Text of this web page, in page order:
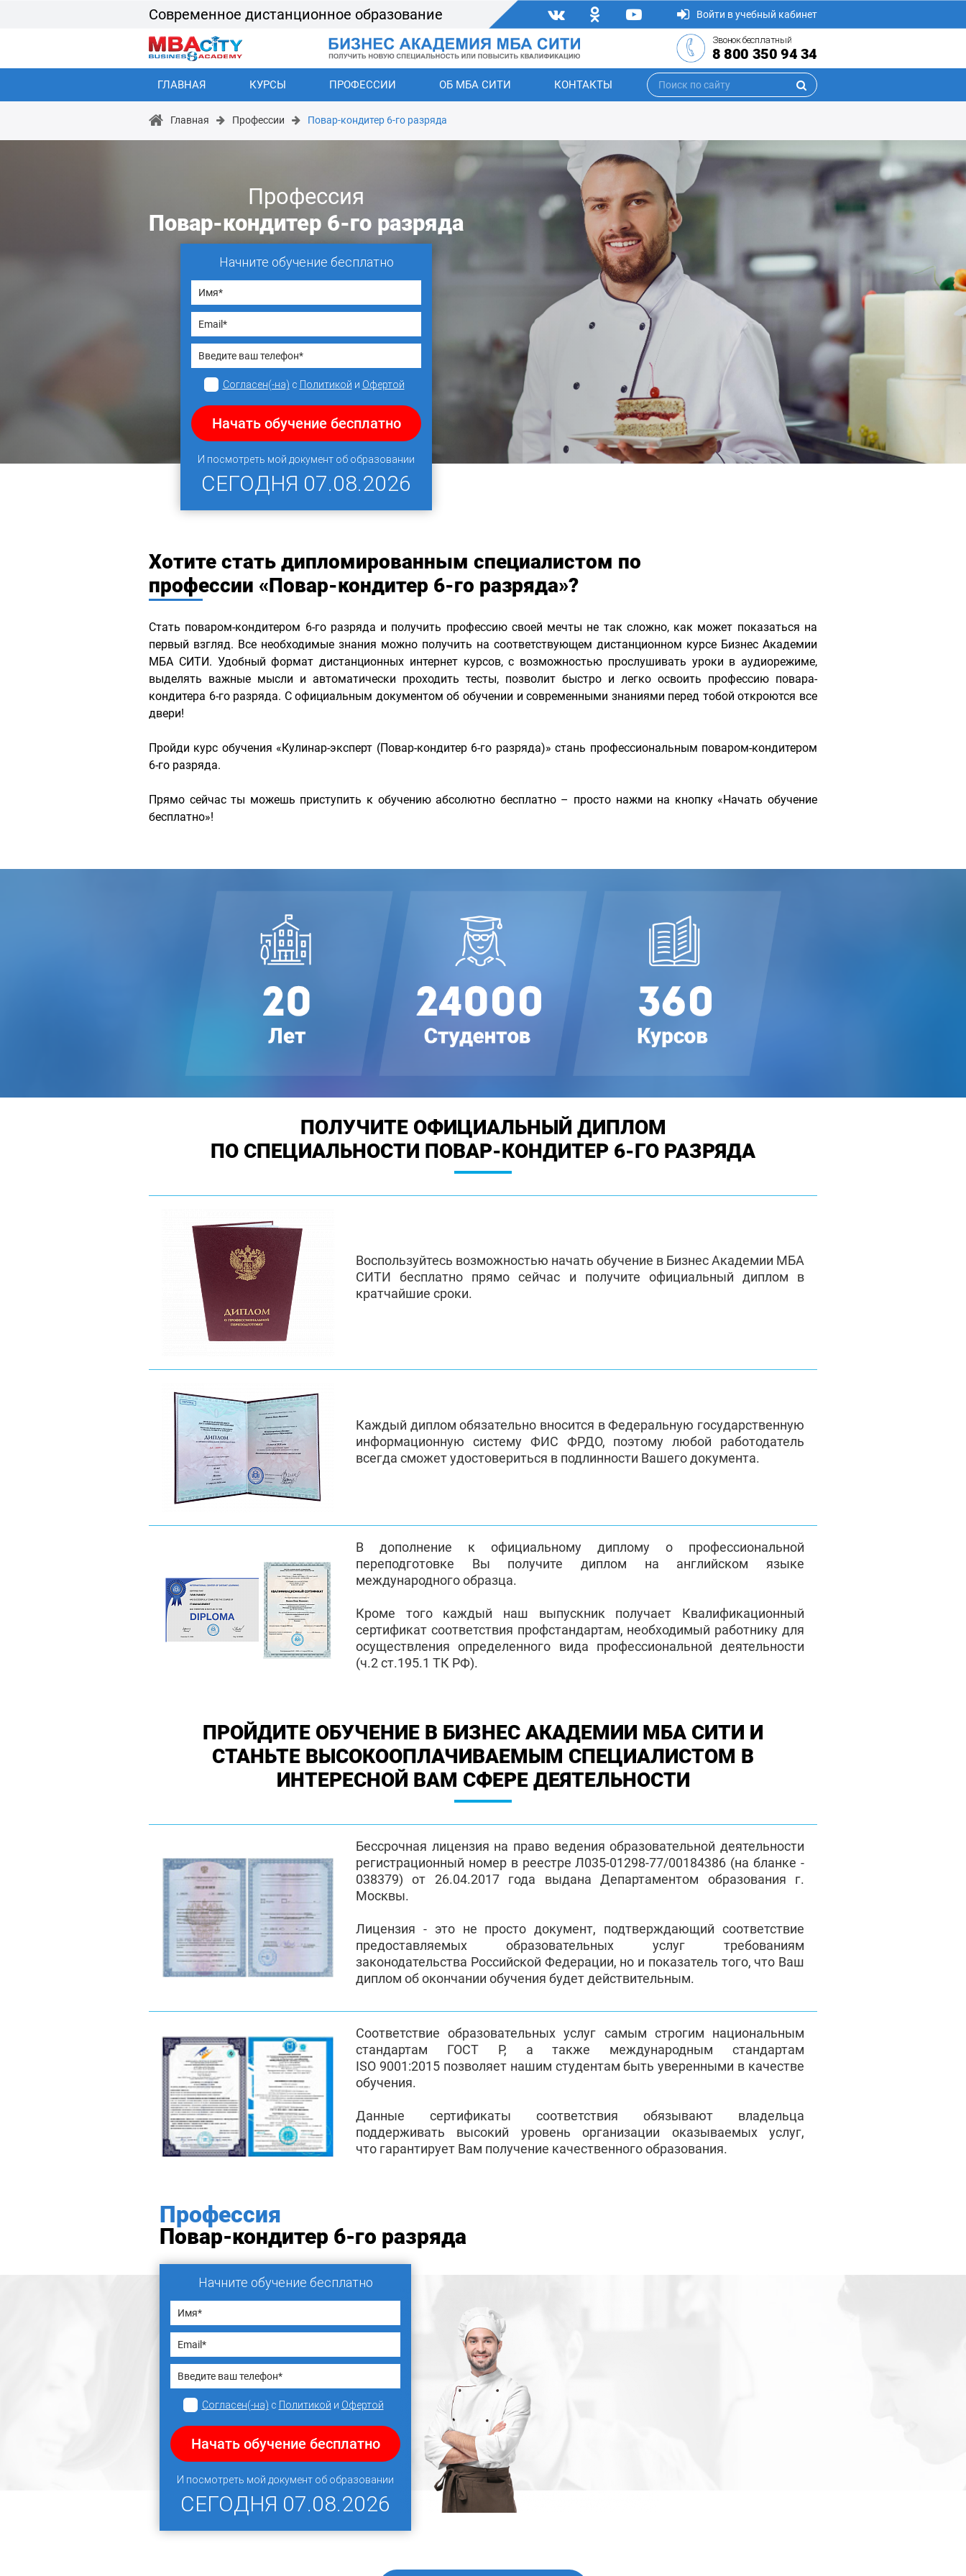
Современное дистанционное образование Войти в учебный кабинет
Звонок бесплатный
8 800 350 94 34
ГЛАВНАЯ КУРСЫ ПРОФЕССИИ ОБ МБА СИТИ КОНТАКТЫ
Главная Профессии Повар-кондитер 6-го разряда
Профессия
Повар-кондитер 6-го разряда
Начните обучение бесплатно
Согласен(-на) с Политикой и Офертой
Начать обучение бесплатно
И посмотреть мой документ об образовании
СЕГОДНЯ 07.08.2026
Хотите стать дипломированным специалистом по
профессии «Повар-кондитер 6-го разряда»?
Стать поваром-кондитером 6-го разряда и получить профессию своей мечты не так сложно, как может показаться на
первый взгляд. Все необходимые знания можно получить на соответствующем дистанционном курсе Бизнес Академии
МБА СИТИ. Удобный формат дистанционных интернет курсов, с возможностью прослушивать уроки в аудиорежиме,
выделять важные мысли и автоматически проходить тесты, позволит быстро и легко освоить профессию повара-
кондитера 6-го разряда. С официальным документом об обучении и современными знаниями перед тобой откроются все
двери!
Пройди курс обучения «Кулинар-эксперт (Повар-кондитер 6-го разряда)» стань профессиональным поваром-кондитером
6-го разряда.
Прямо сейчас ты можешь приступить к обучению абсолютно бесплатно – просто нажми на кнопку «Начать обучение
бесплатно»!
ПОЛУЧИТЕ ОФИЦИАЛЬНЫЙ ДИПЛОМ
ПО СПЕЦИАЛЬНОСТИ ПОВАР-КОНДИТЕР 6-ГО РАЗРЯДА
Воспользуйтесь возможностью начать обучение в Бизнес Академии МБА
СИТИ бесплатно прямо сейчас и получите официальный диплом в
кратчайшие сроки.
Каждый диплом обязательно вносится в Федеральную государственную
информационную систему ФИС ФРДО, поэтому любой работодатель
всегда сможет удостовериться в подлинности Вашего документа.
В дополнение к официальному диплому о профессиональной
переподготовке Вы получите диплом на английском языке
международного образца.
Кроме того каждый наш выпускник получает Квалификационный
сертификат соответствия профстандартам, необходимый работнику для
осуществления определенного вида профессиональной деятельности
(ч.2 ст.195.1 ТК РФ).
ПРОЙДИТЕ ОБУЧЕНИЕ В БИЗНЕС АКАДЕМИИ МБА СИТИ И
СТАНЬТЕ ВЫСОКООПЛАЧИВАЕМЫМ СПЕЦИАЛИСТОМ В
ИНТЕРЕСНОЙ ВАМ СФЕРЕ ДЕЯТЕЛЬНОСТИ
Бессрочная лицензия на право ведения образовательной деятельности
регистрационный номер в реестре Л035-01298-77/00184386 (на бланке -
038379) от 26.04.2017 года выдана Департаментом образования г.
Москвы.
Лицензия - это не просто документ, подтверждающий соответствие
предоставляемых образовательных услуг требованиям
законодательства Российской Федерации, но и показатель того, что Ваш
диплом об окончании обучения будет действительным.
Соответствие образовательных услуг самым строгим национальным
стандартам ГОСТ Р, а также международным стандартам
ISO 9001:2015 позволяет нашим студентам быть уверенными в качестве
обучения.
Данные сертификаты соответствия обязывают владельца
поддерживать высокий уровень организации оказываемых услуг,
что гарантирует Вам получение качественного образования.
Профессия
Повар-кондитер 6-го разряда
Начните обучение бесплатно
Согласен(-на) с Политикой и Офертой
Начать обучение бесплатно
И посмотреть мой документ об образовании
СЕГОДНЯ 07.08.2026